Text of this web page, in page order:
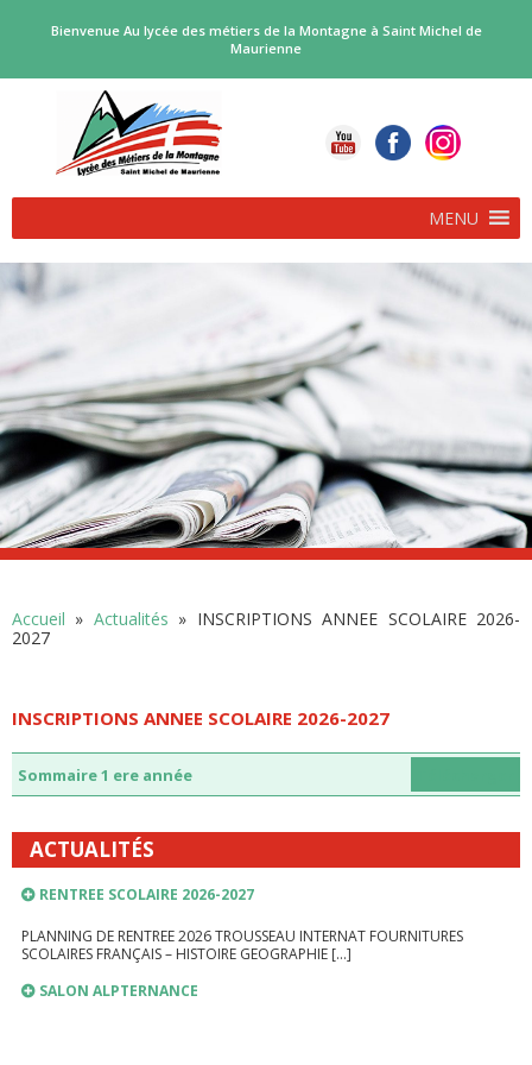
Bienvenue Au lycée des métiers de la Montagne à Saint Michel de
Maurienne
MENU
Accueil » Actualités » INSCRIPTIONS ANNEE SCOLAIRE 2026-
2027
INSCRIPTIONS ANNEE SCOLAIRE 2026-2027
Sommaire 1 ere année
ACTUALITÉS
PROCEDURE D’AFFECTATION EN FORMATIONS BI-
QUALIFIANTES…
POLE SKI ALPINISME RENTREE 2026
Deux voies d’accès complémentaires, pour les bacs professionnels
biqualifiants proposés par le […]
DANS LE DAUPHINÉ LIBÉRÉ…
A l’occasion des 40 ans du bac pro, une table ronde « Parcours […]
LIEN VERS PRONOTE
INSCRIPTIONS ANNEE SCOLAIRE 2026-2027
PLANNING DE RENTREE 2026 TROUSSEAU INTERNAT FOURNITURES
SCOLAIRES FRANÇAIS – HISTOIRE GEOGRAPHIE […]